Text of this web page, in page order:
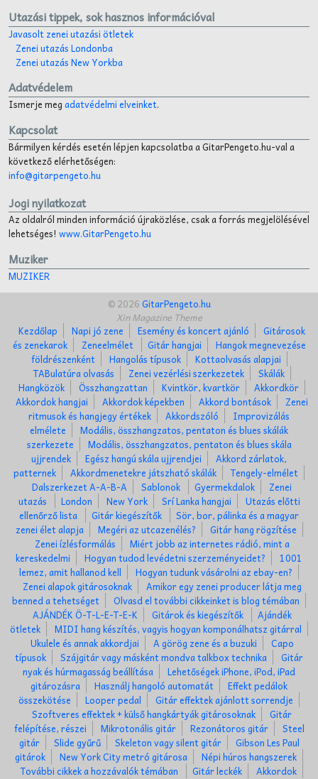
Utazási tippek, sok hasznos információval
Javasolt zenei utazási ötletek
Zenei utazás Londonba
Zenei utazás New Yorkba
Adatvédelem
Ismerje megadatvédelmi elveinket.
Kapcsolat
Bármilyen kérdés esetén lépjen kapcsolatba a GitarPengeto.hu-val a
következő elérhetőségen:
info@gitarpengeto.hu
Jogi nyilatkozat
Az oldalról minden információ újraközlése, csak a forrás megjelölésével
lehetséges! www.GitarPengeto.hu
Muziker
MUZIKER
© 2026GitarPengeto.hu
Xin Magazine Theme
Kezdőlap
Napi jó zene Esemény és koncert ajánló
Gitárosok
és zenekarok
Zeneelmélet Gitár hangjai
Hangok megnevezése
földrészenként
Hangolás típusok
Kottaolvasás alapjai
TABulatúra olvasás
Zenei vezérlési szerkezetek
Skálák
Hangközök
Összhangzattan Kvintkör, kvartkör
Akkordkör
Akkordok hangjai
Akkordok képekben Akkord bontások
Zenei
ritmusok és hangjegy értékek
Akkordszóló
Improvizálás
elmélete
Modális, összhangzatos, pentaton és blues skálák
szerkezete
Modális, összhangzatos, pentaton és blues skála
ujjrendek
Egész hangú skála ujjrendjei
Akkord zárlatok,
patternek
Akkordmenetekre játszható skálák
Tengely-elmélet
Dalszerkezet A-A-B-A
Sablonok Gyermekdalok
Zenei
utazás
London New York Srí Lanka hangjai
Utazás előtti
ellenőrző lista
Gitár kiegészítők
Sör, bor, pálinka és a magyar
zenei élet alapja
Megéri az utcazenélés?
Gitár hang rögzítése
Zenei ízlésformálás
Miért jobb az internetes rádió, mint a
kereskedelmi
Hogyan tudod levédetni szerzeményeidet?
1001
lemez, amit hallanod kell
Hogyan tudunk vásárolni az ebay-en?
Zenei alapok gitárosoknak
Amikor egy zenei producer látja meg
benned a tehetséget
Olvasd el további cikkeinket is blog témában
AJÁNDÉK Ö-T-L-E-T-E-K
Gitárok és kiegészítők
Ajándék
ötletek
MIDI hang készítés, vagyis hogyan komponálhatsz gitárral
Ukulele és annak akkordjai
A görög zene és a buzuki
Capo
típusok
Szájgitár vagy másként mondva talkbox technika
Gitár
nyak és húrmagasság beállítása
Lehetőségek iPhone, iPod, iPad
gitározásra
Használj hangoló automatát
Effekt pedálok
összekötése
Looper pedal
Gitár effektek ajánlott sorrendje
Szoftveres effektek + külső hangkártyák gitárosoknak
Gitár
felépítése, részei
Mikrotonális gitár Rezonátoros gitár
Steel
gitár
Slide gyűrű Skeleton vagy silent gitár
Gibson Les Paul
gitárok
New York City metró gitárosa
Népi húros hangszerek
További cikkek a hozzávalók témában
Gitár leckék
Akkordok